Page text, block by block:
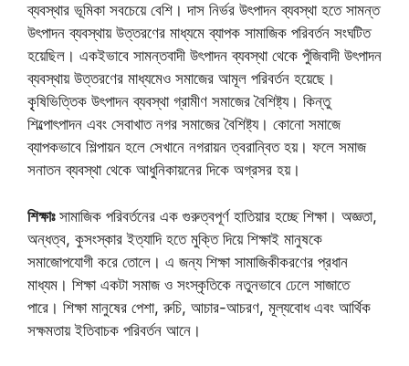
ব্যবস্থার ভূমিকা সবচেয়ে বেশি। দাস নির্ভর উৎপাদন ব্যবস্থা হতে সামন্ত
উৎপাদন ব্যবস্থায় উত্তরণের মাধ্যমে ব্যাপক সামাজিক পরিবর্তন সংঘটিত
হয়েছিল। একইভাবে সামন্তবাদী উৎপাদন ব্যবস্থা থেকে পুঁজিবাদী উৎপাদন
ব্যবস্থায় উত্তরণের মাধ্যমেও সমাজের আমূল পরিবর্তন হয়েছে।
কৃৃষিভিত্তিক উৎপাদন ব্যবস্থা গ্রামীণ সমাজের বৈশিষ্ট্য। কিন্তু
শিল্পোৎপাদন এবং সেবাখাত নগর সমাজের বৈশিষ্ট্য। কোনো সমাজে
ব্যাপকভাবে শিল্পায়ন হলে সেখানে নগরায়ন ত্বরান্বিত হয়। ফলে সমাজ
সনাতন ব্যবস্থা থেকে আধুনিকায়নের দিকে অগ্রসর হয়।
শিক্ষাঃসামাজিক পরিবর্তনের এক গুরুত্বপূর্ণ হাতিয়ার হচ্ছে শিক্ষা। অজ্ঞতা,
অন্ধত্ব, কুসংস্কার ইত্যাদি হতে মুক্তি দিয়ে শিক্ষাই মানুষকে
সমাজোপযোগী করে তোলে। এ জন্য শিক্ষা সামাজিকীকরণের প্রধান
মাধ্যম। শিক্ষা একটা সমাজ ও সংস্কৃতিকে নতুনভাবে ঢেলে সাজাতে
পারে। শিক্ষা মানুষের পেশা, রুচি, আচার-আচরণ, মূল্যবোধ এবং আর্থিক
সক্ষমতায় ইতিবাচক পরিবর্তন আনে।